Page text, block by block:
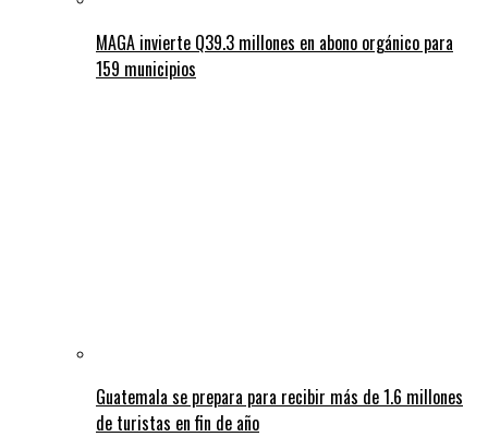
MAGA invierte Q39.3 millones en abono orgánico para
159 municipios
Guatemala se prepara para recibir más de 1.6 millones
de turistas en fin de año